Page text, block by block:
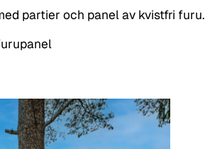
partier och panel av kvistfri furu.